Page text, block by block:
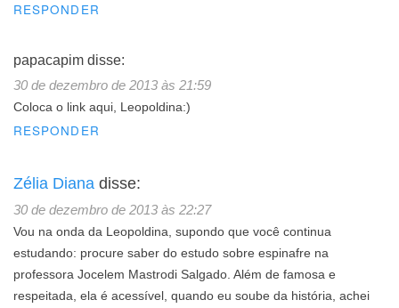
RESPONDER
papacapim disse:
30 de dezembro de 2013 às 21:59
Coloca o link aqui, Leopoldina:)
RESPONDER
Zélia Diana disse:
30 de dezembro de 2013 às 22:27
Vou na onda da Leopoldina, supondo que você continua
estudando: procure saber do estudo sobre espinafre na
professora Jocelem Mastrodi Salgado. Além de famosa e
respeitada, ela é acessível, quando eu soube da história, achei